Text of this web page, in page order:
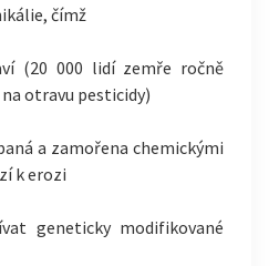
čímž
(20 000 lidí zemře ročně
otravu pesticidy)
a zamořena chemickými
k erozi
geneticky modifikované